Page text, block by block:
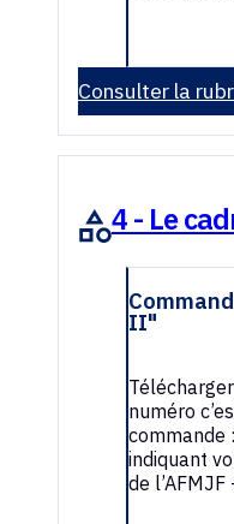
Consulter la
4 - Le
II"
numéro
commande
indiquant
de